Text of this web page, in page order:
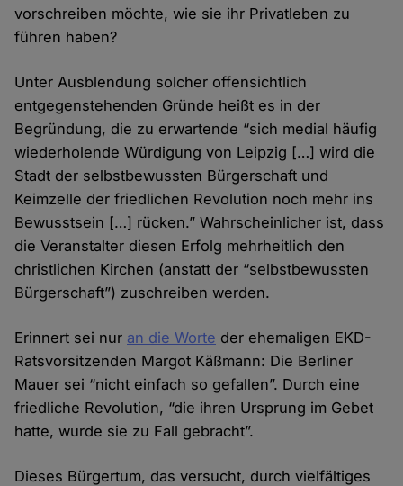
vorschreiben möchte, wie sie ihr Privatleben zu
führen haben?
Unter Ausblendung solcher offensichtlich
entgegenstehenden Gründe heißt es in der
Begründung, die zu erwartende “sich medial häufig
wiederholende Würdigung von Leipzig […] wird die
Stadt der selbstbewussten Bürgerschaft und
Keimzelle der friedlichen Revolution noch mehr ins
Bewusstsein […] rücken.” Wahrscheinlicher ist, dass
die Veranstalter diesen Erfolg mehrheitlich den
christlichen Kirchen (anstatt der “selbstbewussten
Bürgerschaft”) zuschreiben werden.
Erinnert sei nur an die Worte der ehemaligen EKD-
Ratsvorsitzenden Margot Käßmann: Die Berliner
Mauer sei “nicht einfach so gefallen”. Durch eine
friedliche Revolution, “die ihren Ursprung im Gebet
hatte, wurde sie zu Fall gebracht”.
Dieses Bürgertum, das versucht, durch vielfältiges